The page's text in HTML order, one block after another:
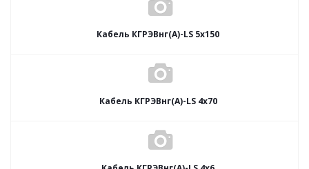
Кабель КГРЭВнг(А)-LS 5х150
Кабель КГРЭВнг(А)-LS 4х70